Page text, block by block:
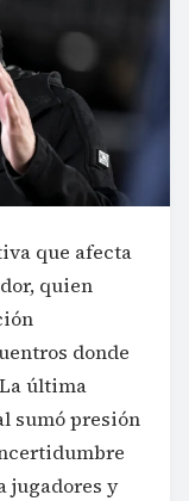
que afecta
quien
donde
última
sumó presión
jugadores y